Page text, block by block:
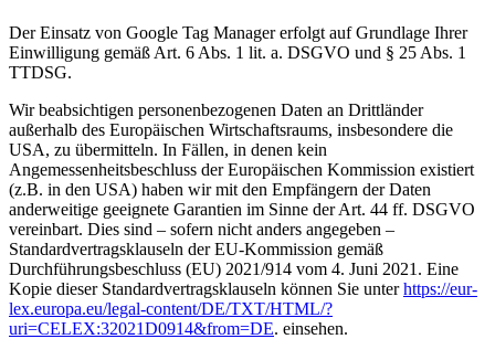
Der Einsatz von Google Tag Manager erfolgt auf Grundlage Ihrer
Einwilligung gemäß Art. 6 Abs. 1 lit. a. DSGVO und § 25 Abs. 1
TTDSG.
Wir beabsichtigen personenbezogenen Daten an Drittländer
außerhalb des Europäischen Wirtschaftsraums, insbesondere die
USA, zu übermitteln. In Fällen, in denen kein
Angemessenheitsbeschluss der Europäischen Kommission existiert
(z.B. in den USA) haben wir mit den Empfängern der Daten
anderweitige geeignete Garantien im Sinne der Art. 44 ff. DSGVO
vereinbart. Dies sind – sofern nicht anders angegeben –
Standardvertragsklauseln der EU-Kommission gemäß
Durchführungsbeschluss (EU) 2021/914 vom 4. Juni 2021. Eine
Kopie dieser Standardvertragsklauseln können Sie unterhttps://eur-
lex.europa.eu/legal-content/DE/TXT/HTML/?
uri=CELEX:32021D0914&from=DE. einsehen.